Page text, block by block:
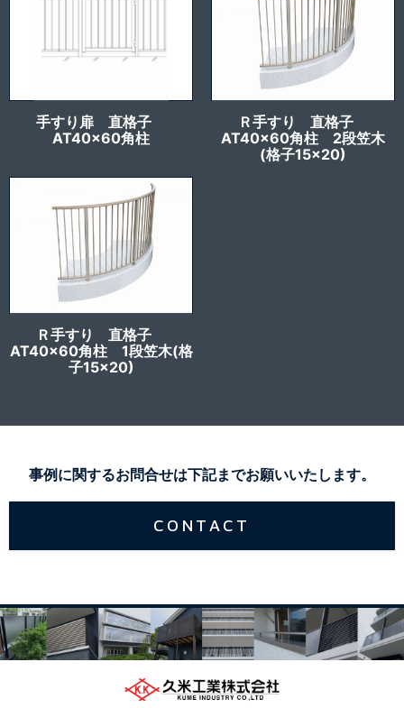
手すり扉 直格子
AT40x60角柱
Ｒ手すり 直格子
AT40x60角柱 2段笠木
(格子15×20)
Ｒ手すり 直格子
AT40x60角柱 1段笠木(格
子15×20)
事例に関するお問合せは下記までお願いいたします。
CONTACT